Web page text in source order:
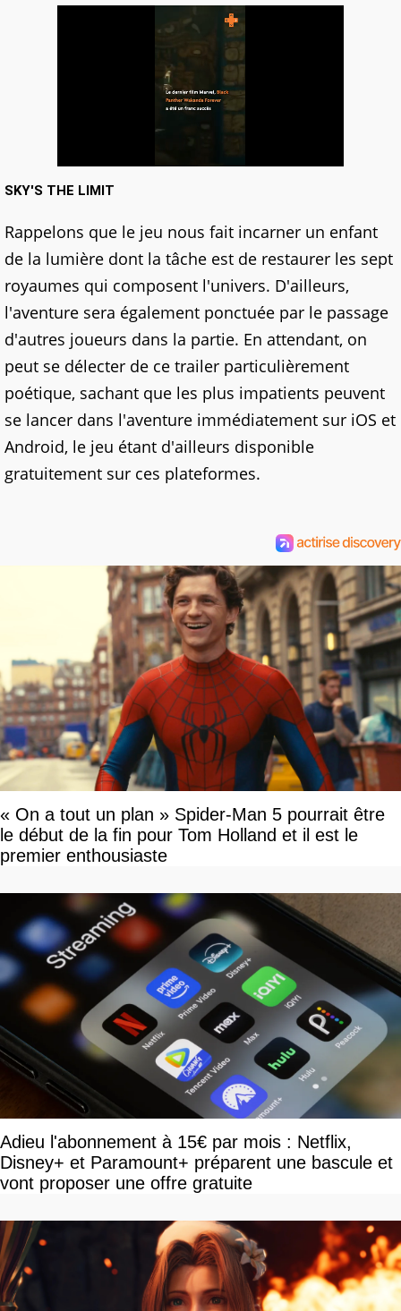
SKY'S THE LIMIT
Rappelons que le jeu nous fait incarner un enfant
de la lumière dont la tâche est de restaurer les sept
royaumes qui composent l'univers. D'ailleurs,
l'aventure sera également ponctuée par le passage
d'autres joueurs dans la partie. En attendant, on
peut se délecter de ce trailer particulièrement
poétique, sachant que les plus impatients peuvent
se lancer dans l'aventure immédiatement sur iOS et
Android, le jeu étant d'ailleurs disponible
gratuitement sur ces plateformes.
« On a tout un plan » Spider-Man 5 pourrait être
le début de la fin pour Tom Holland et il est le
premier enthousiaste
Adieu l'abonnement à 15€ par mois : Netflix,
Disney+ et Paramount+ préparent une bascule et
vont proposer une offre gratuite